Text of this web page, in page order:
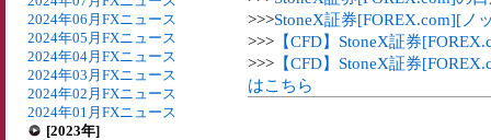
2024年06月FXニュース
2024年05月FXニュース
2024年04月FXニュース
2024年03月FXニュース
2024年02月FXニュース
2024年01月FXニュース
[2023年]
>>>StoneX証券[FOREX.com][ノ
>>> 【CFD】StoneX証券
>>> 【CFD】StoneX証券
はこちら